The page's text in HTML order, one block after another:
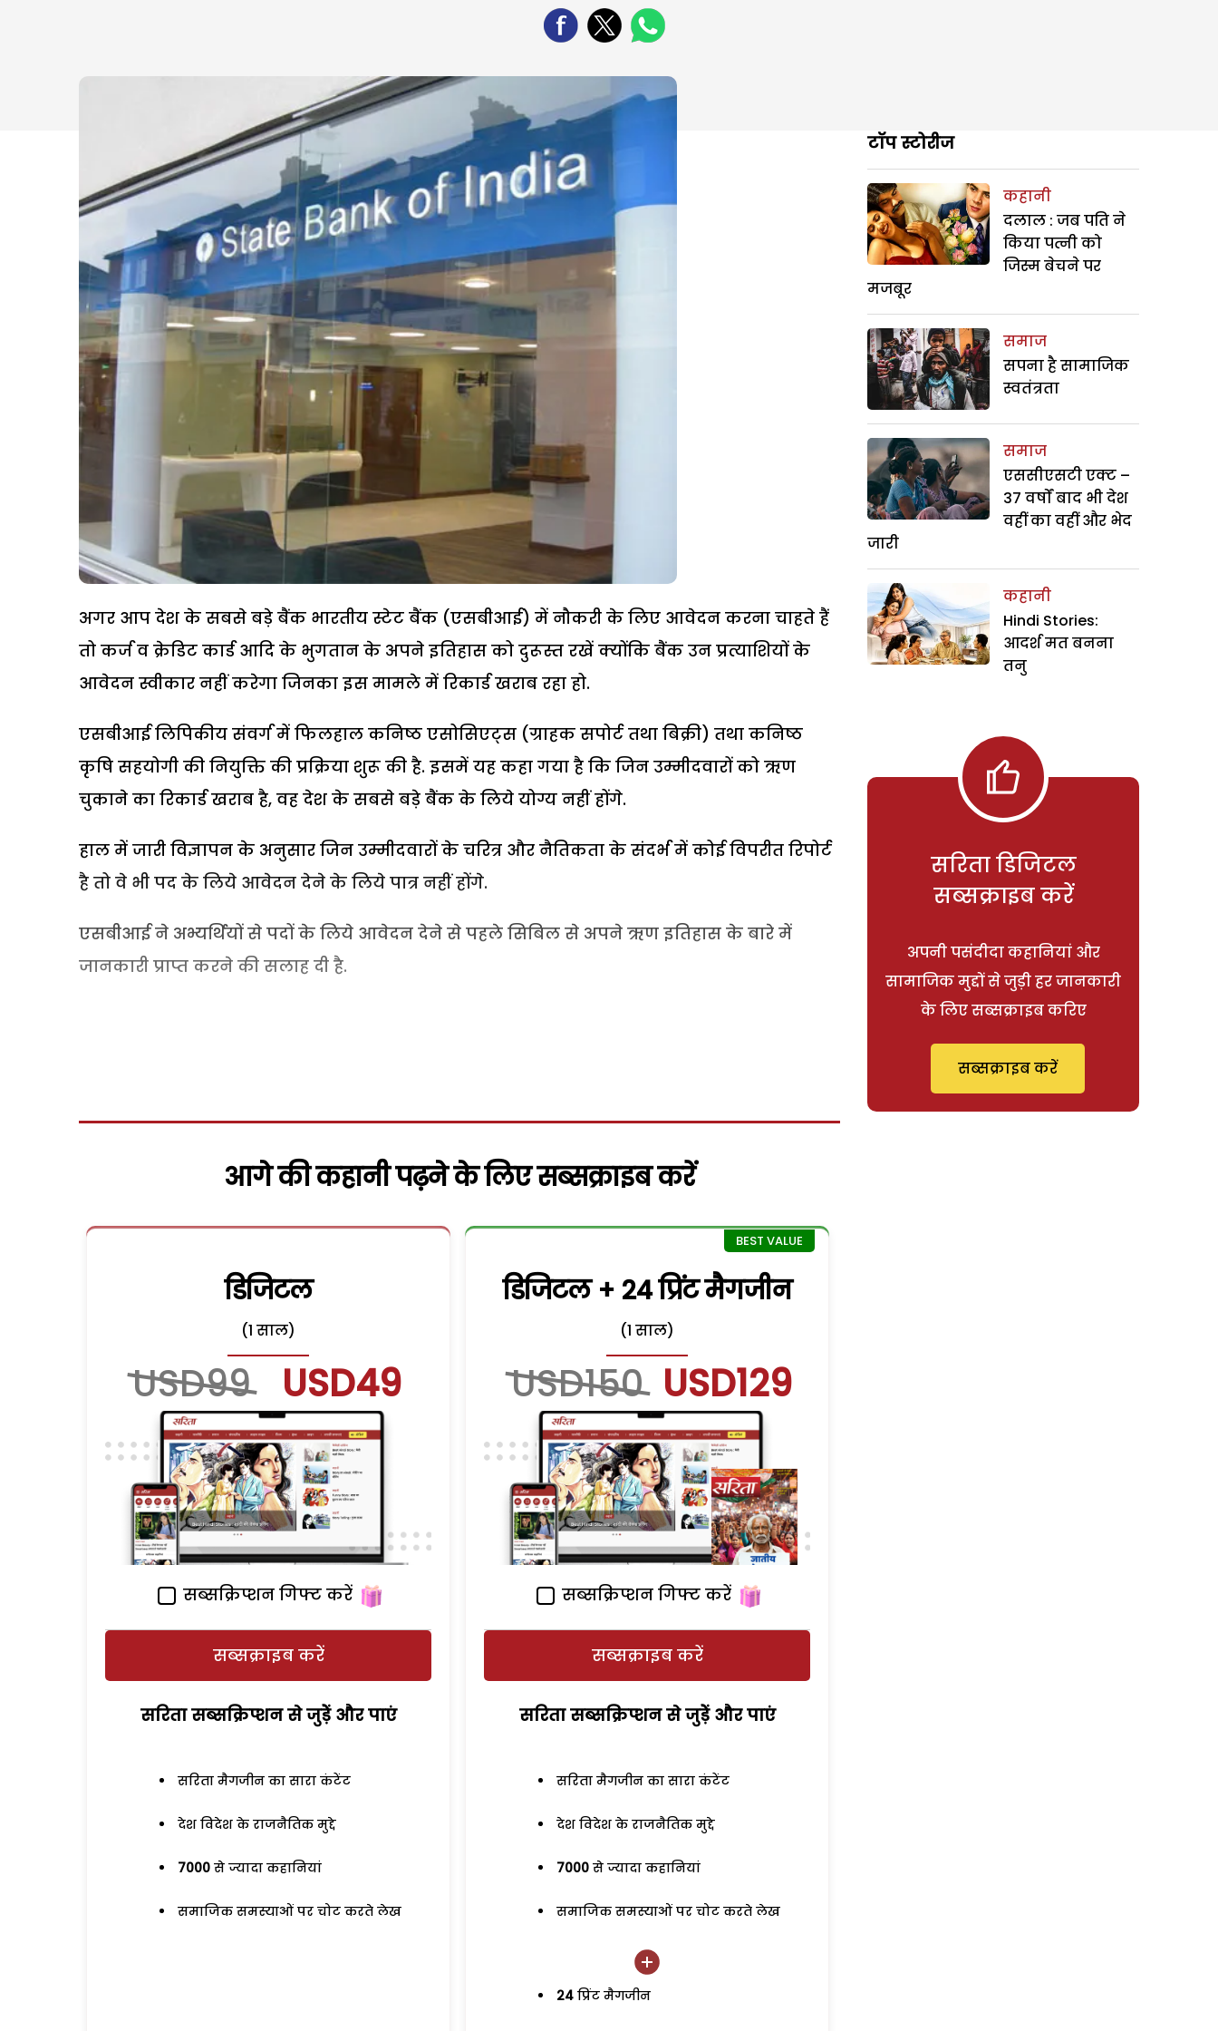
अगर आप देश के सबसे बड़े बैंक भारतीय स्टेट बैंक (एसबीआई) में नौकरी के लिए आवेदन करना चाहते हैं
तो कर्ज व क्रेडिट कार्ड आदि के भुगतान के अपने इतिहास को दुरूस्त रखें क्योंकि बैंक उन प्रत्याशियों के
आवेदन स्वीकार नहीं करेगा जिनका इस मामले में रिकार्ड खराब रहा हो.
एसबीआई लिपिकीय संवर्ग में फिलहाल कनिष्ठ एसोसिएट्स (ग्राहक सपोर्ट तथा बिक्री) तथा कनिष्ठ
कृषि सहयोगी की नियुक्ति की प्रक्रिया शुरू की है. इसमें यह कहा गया है कि जिन उम्मीदवारों को ऋण
चुकाने का रिकार्ड खराब है, वह देश के सबसे बड़े बैंक के लिये योग्य नहीं होंगे.
हाल में जारी विज्ञापन के अनुसार जिन उम्मीदवारों के चरित्र और नैतिकता के संदर्भ में कोई विपरीत रिपोर्ट
है तो वे भी पद के लिये आवेदन देने के लिये पात्र नहीं होंगे.
एसबीआई ने अभ्यर्थियों से पदों के लिये आवेदन देने से पहले सिबिल से अपने ऋण इतिहास के बारे में
जानकारी प्राप्त करने की सलाह दी है.
आगे की कहानी पढ़ने के लिए सब्सक्राइब करें
डिजिटल
(1 साल)
USD99 USD49
सब्सक्रिप्शन गिफ्ट करें
सब्सक्राइब करें
सरिता सब्सक्रिप्शन से जुड़ेें और पाएं
सरिता मैगजीन का सारा कंटेंट
देश विदेश के राजनैतिक मुद्दे
7000 से ज्यादा कहानियां
समाजिक समस्याओं पर चोट करते लेख
डिजिटल + 24 प्रिंट मैगजीन
(1 साल)
USD150 USD129
सब्सक्रिप्शन गिफ्ट करें
सब्सक्राइब करें
सरिता सब्सक्रिप्शन से जुड़ेें और पाएं
सरिता मैगजीन का सारा कंटेंट
देश विदेश के राजनैतिक मुद्दे
7000 से ज्यादा कहानियां
समाजिक समस्याओं पर चोट करते लेख
24 प्रिंट मैगजीन
टॉप स्टोरीज
कहानी
दलाल : जब पति ने
किया पत्नी को
जिस्म बेचने पर
मजबूर
समाज
सपना है सामाजिक
स्वतंत्रता
समाज
एससीएसटी एक्ट –
37 वर्षों बाद भी देश
वहीं का वहीं और भेद
जारी
कहानी
Hindi Stories:
आदर्श मत बनना
तनु
सरिता डिजिटल
सब्सक्राइब करें
अपनी पसंदीदा कहानियां और
सामाजिक मुद्दों से जुड़ी हर जानकारी
के लिए सब्सक्राइब करिए
सब्सक्राइब करें